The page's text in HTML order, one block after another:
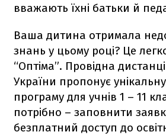
вважають їхні батьки й
Ваша дитина отримала
знань у цьому році? Це
“Оптіма”. Провідна
України пропонує
програму для учнів 1 – 11
потрібно – заповнити
безплатний доступ до